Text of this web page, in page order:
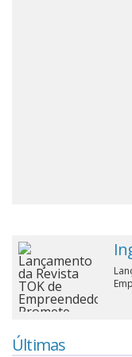
Anuncie
Fale Conosco
Últimas